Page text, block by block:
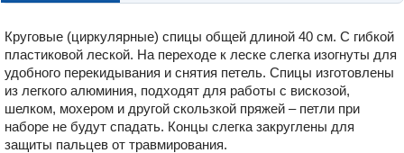
Круговые (циркулярные) спицы общей длиной 40 см. С гибкой
пластиковой леской. На переходе к леске слегка изогнуты для
удобного перекидывания и снятия петель. Спицы изготовлены
из легкого алюминия, подходят для работы с вискозой,
шелком, мохером и другой скользкой пряжей – петли при
наборе не будут спадать. Концы слегка закруглены для
защиты пальцев от травмирования.